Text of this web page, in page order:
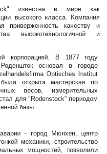
известна в мире как
высокого класса. Компания
приверженность качеству и
высокотехнологичной и
корпорацией. В 1877 году
основал в городе
Optisches Institut
открыта мастерская по
весов, измерительных
для "Rodenstock" периодом
базы.
- город Мюнхен, центр
механики, строительство
мощностей, позволили